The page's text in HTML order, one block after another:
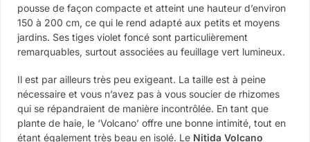
pousse de façon compacte et atteint une hauteur d’environ
150 à 200 cm, ce qui le rend adapté aux petits et moyens
jardins. Ses tiges violet foncé sont particulièrement
remarquables, surtout associées au feuillage vert lumineux.
Il est par ailleurs très peu exigeant. La taille est à peine
nécessaire et vous n’avez pas à vous soucier de rhizomes
qui se répandraient de manière incontrôlée. En tant que
plante de haie, le ‘Volcano’ offre une bonne intimité, tout en
étant également très beau en isolé. Le Nitida Volcano